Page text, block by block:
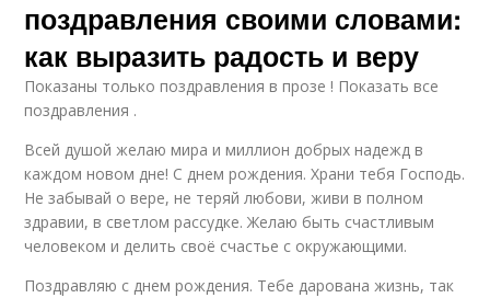
поздравления своими словами:
как выразить радость и веру
Показаны только поздравления в прозе ! Показать все
поздравления .
Всей душой желаю мира и миллион добрых надежд в
каждом новом дне! С днем рождения. Храни тебя Господь.
Не забывай о вере, не теряй любови, живи в полном
здравии, в светлом рассудке. Желаю быть счастливым
человеком и делить своё счастье с окружающими.
Поздравляю с днем рождения. Тебе дарована жизнь, так